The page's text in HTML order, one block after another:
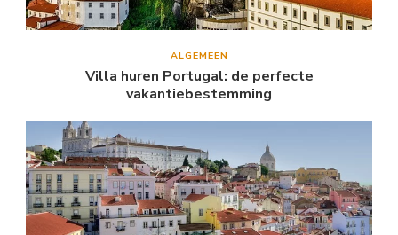
ALGEMEEN
Villa huren Portugal: de perfecte
vakantiebestemming